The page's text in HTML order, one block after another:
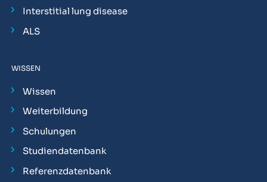
Interstitial lung disease
ALS
WISSEN
Wissen
Weiterbildung
Schulungen
Studiendatenbank
Referenzdatenbank